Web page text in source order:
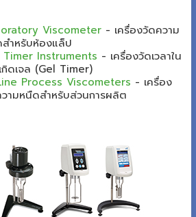
Viscometer - เครื่องวัดความ
ำหรับห้องแล็ป
Timer Instruments - เครื่องวัดเวลาใน
กิดเจล (Gel Timer)
Process Viscometers - เครื่อง
ามหนืดสำหรับส่วนการผลิต